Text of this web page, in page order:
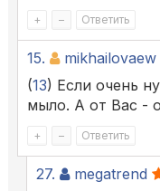
+ – Ответить
15. mikhailovaew
(13) Если очень
мыло. А от Вас -
+ – Ответить
27. megatrend